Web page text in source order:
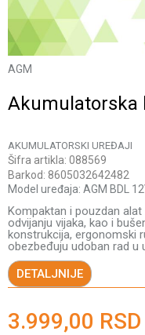
AGM
Akumulatorska
AKUMULATORSKI UREĐAJI
Šifra artikla: 088569
Barkod: 8605032642482
Model uređaja: AGM BDL
Kompaktan i pouzdan alat
odvijanju vijaka, kao i
konstrukcija, ergonomski
obezbeđuju udoban rad u
DETALJNIJE
3.999,00 RSD